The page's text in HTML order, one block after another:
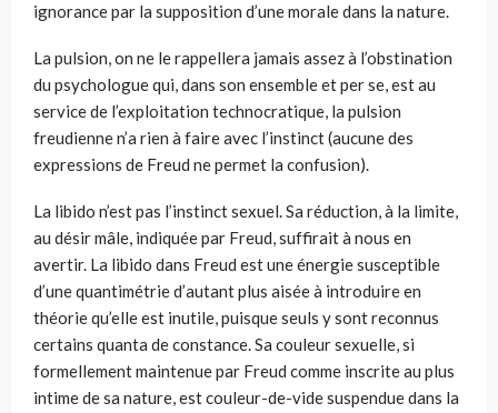
ignorance par la supposition d’une morale dans la nature.
La pulsion, on ne le rappellera jamais assez à l’obstination
du psychologue qui, dans son ensemble et per se, est au
service de l’exploitation technocratique, la pulsion
freudienne n’a rien à faire avec l’instinct (aucune des
expressions de Freud ne permet la confusion).
La libido n’est pas l’instinct sexuel. Sa réduction, à la limite,
au désir mâle, indiquée par Freud, suffirait à nous en
avertir. La libido dans Freud est une énergie susceptible
d’une quantimétrie d’autant plus aisée à introduire en
théorie qu’elle est inutile, puisque seuls y sont reconnus
certains quanta de constance. Sa couleur sexuelle, si
formellement maintenue par Freud comme inscrite au plus
intime de sa nature, est couleur-de-vide suspendue dans la